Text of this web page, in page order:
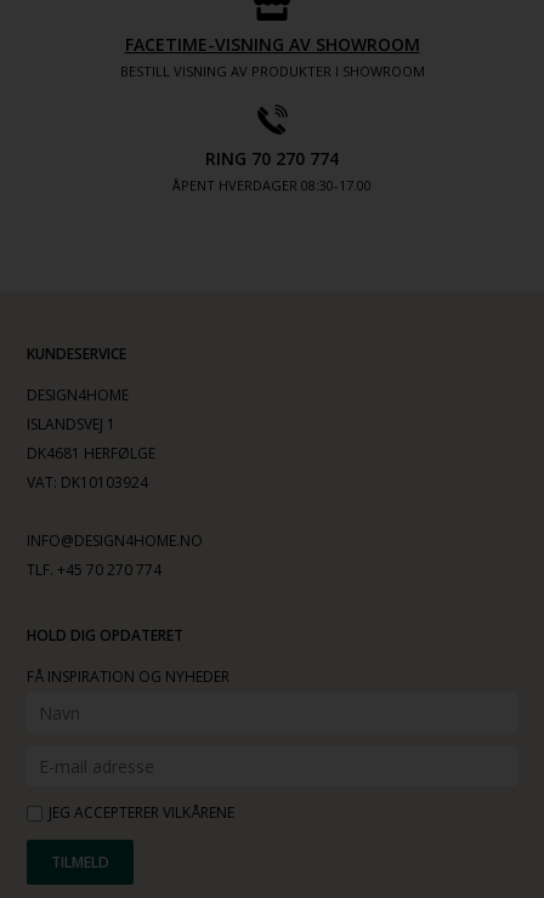
FACETIME-VISNING AV SHOWROOM
BESTILL VISNING AV PRODUKTER I SHOWROOM
RING 70 270 774
ÅPENT HVERDAGER 08:30-17.00
KUNDESERVICE
DESIGN4HOME
ISLANDSVEJ 1
DK4681 HERFØLGE
VAT: DK10103924
INFO@DESIGN4HOME.NO
TLF. +45 70 270 774
HOLD DIG OPDATERET
FÅ INSPIRATION OG NYHEDER
JEG ACCEPTERER VILKÅRENE